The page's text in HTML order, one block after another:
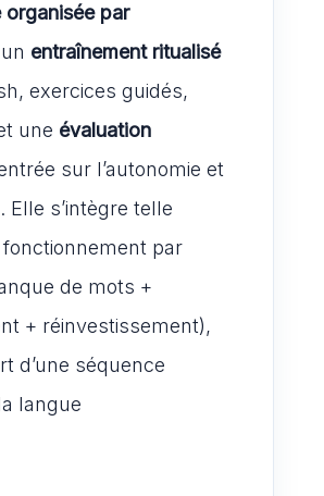
organisée par
entraînement ritualisé
exercices guidés,
une évaluation
sur l’autonomie et
Elle s’intègre telle
par
de mots +
+ réinvestissement),
d’une séquence
langue